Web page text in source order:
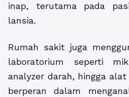
inap, terutama pada
lansia.
Rumah sakit juga
laboratorium seperti
analyzer darah, hingga
berperan dalam